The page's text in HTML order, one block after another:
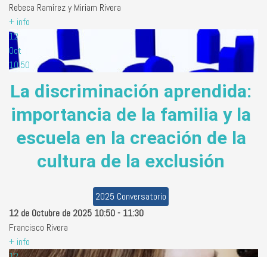
Rebeca Ramírez y Miriam Rivera
+ info
12
Oct
10:50
La discriminación aprendida:
importancia de la familia y la
escuela en la creación de la
cultura de la exclusión
2025 Conversatorio
12 de Octubre de 2025 10:50- 11:30
Francisco Rivera
+ info